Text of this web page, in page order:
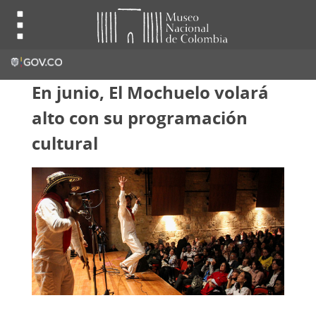
En junio, El Mochuelo volará
alto con su programación
cultural